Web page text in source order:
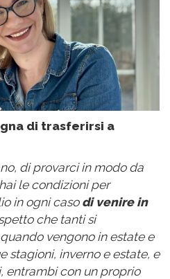
di trasferirsi a
di provarci in modo da
le condizioni per
in ogni caso di venire in
che tanti si
vengono in estate e
stagioni, inverno e estate, e
entrambi con un proprio